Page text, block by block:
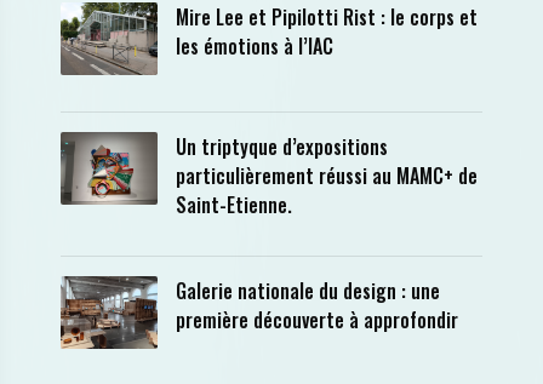
Mire Lee et Pipilotti Rist : le corps et
les émotions à l’IAC
Un triptyque d’expositions
particulièrement réussi au MAMC+ de
Saint-Etienne.
Galerie nationale du design : une
première découverte à approfondir